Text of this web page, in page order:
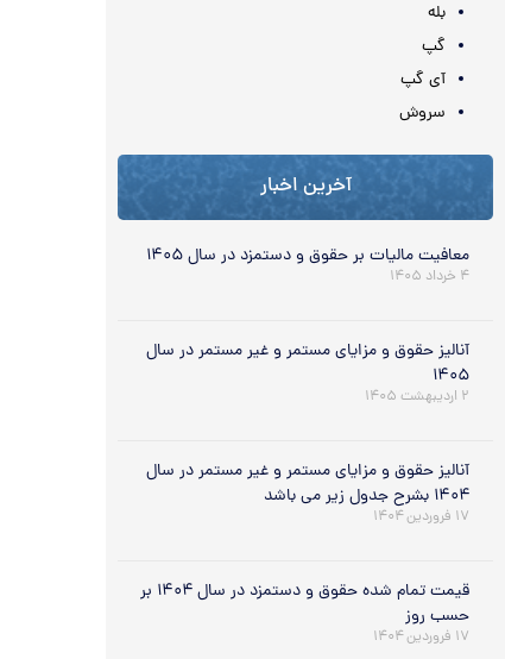
بله
گپ
آی گپ
سروش
آخرین اخبار
معافیت مالیات بر حقوق و دستمزد در سال ۱۴۰۵
۴ خرداد ۱۴۰۵
آنالیز حقوق و مزایای مستمر و غیر مستمر در سال
۱۴۰۵
۲ اردیبهشت ۱۴۰۵
آنالیز حقوق و مزایای مستمر و غیر مستمر در سال
۱۴۰۴ بشرح جدول زیر می باشد
۱۷ فروردین ۱۴۰۴
قیمت تمام شده حقوق و دستمزد در سال ۱۴۰۴ بر
حسب روز
۱۷ فروردین ۱۴۰۴